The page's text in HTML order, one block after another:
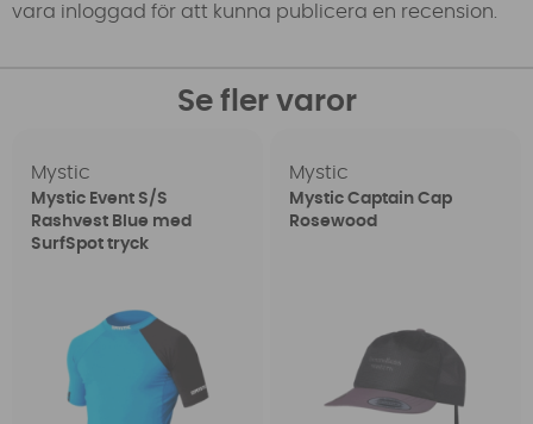
vara inloggad för att kunna publicera en recension.
Se fler varor
Mystic
Mystic Event S/S
Rashvest Blue med
SurfSpot tryck
Mystic
Mystic Captain Cap
Rosewood